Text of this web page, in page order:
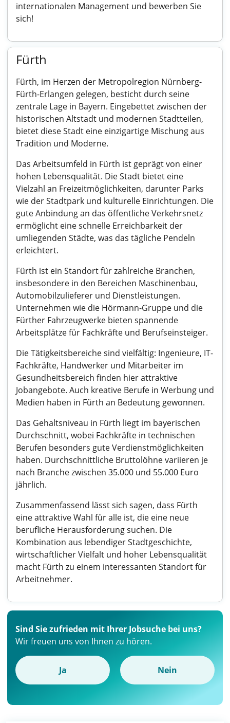
internationalen Management und bewerben Sie
sich!
Fürth
Fürth, im Herzen der Metropolregion Nürnberg-
Fürth-Erlangen gelegen, besticht durch seine
zentrale Lage in Bayern. Eingebettet zwischen der
historischen Altstadt und modernen Stadtteilen,
bietet diese Stadt eine einzigartige Mischung aus
Tradition und Moderne.
Das Arbeitsumfeld in Fürth ist geprägt von einer
hohen Lebensqualität. Die Stadt bietet eine
Vielzahl an Freizeitmöglichkeiten, darunter Parks
wie der Stadtpark und kulturelle Einrichtungen. Die
gute Anbindung an das öffentliche Verkehrsnetz
ermöglicht eine schnelle Erreichbarkeit der
umliegenden Städte, was das tägliche Pendeln
erleichtert.
Fürth ist ein Standort für zahlreiche Branchen,
insbesondere in den Bereichen Maschinenbau,
Automobilzulieferer und Dienstleistungen.
Unternehmen wie die Hörmann-Gruppe und die
Fürther Fahrzeugwerke bieten spannende
Arbeitsplätze für Fachkräfte und Berufseinsteiger.
Die Tätigkeitsbereiche sind vielfältig: Ingenieure, IT-
Fachkräfte, Handwerker und Mitarbeiter im
Gesundheitsbereich finden hier attraktive
Jobangebote. Auch kreative Berufe in Werbung und
Medien haben in Fürth an Bedeutung gewonnen.
Das Gehaltsniveau in Fürth liegt im bayerischen
Durchschnitt, wobei Fachkräfte in technischen
Berufen besonders gute Verdienstmöglichkeiten
haben. Durchschnittliche Bruttolöhne variieren je
nach Branche zwischen 35.000 und 55.000 Euro
jährlich.
Zusammenfassend lässt sich sagen, dass Fürth
eine attraktive Wahl für alle ist, die eine neue
berufliche Herausforderung suchen. Die
Kombination aus lebendiger Stadtgeschichte,
wirtschaftlicher Vielfalt und hoher Lebensqualität
macht Fürth zu einem interessanten Standort für
Arbeitnehmer.
Sind Sie zufrieden mit Ihrer Jobsuche bei uns?
Wir freuen uns von Ihnen zu hören.
Ja Nein